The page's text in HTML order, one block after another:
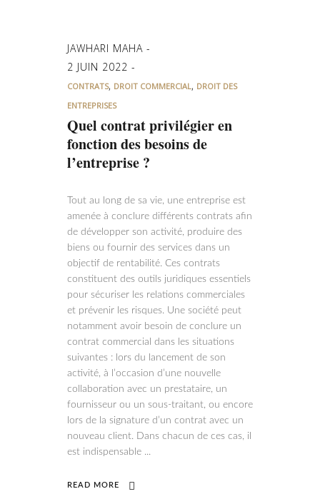
JAWHARI MAHA
2 JUIN 2022
CONTRATS, DROIT COMMERCIAL, DROIT DES
ENTREPRISES
Quel contrat privilégier en
fonction des besoins de
l’entreprise ?
Tout au long de sa vie, une entreprise est
amenée à conclure différents contrats afin
de développer son activité, produire des
biens ou fournir des services dans un
objectif de rentabilité. Ces contrats
constituent des outils juridiques essentiels
pour sécuriser les relations commerciales
et prévenir les risques. Une société peut
notamment avoir besoin de conclure un
contrat commercial dans les situations
suivantes : lors du lancement de son
activité, à l’occasion d’une nouvelle
collaboration avec un prestataire, un
fournisseur ou un sous-traitant, ou encore
lors de la signature d’un contrat avec un
nouveau client. Dans chacun de ces cas, il
est indispensable
READ MORE